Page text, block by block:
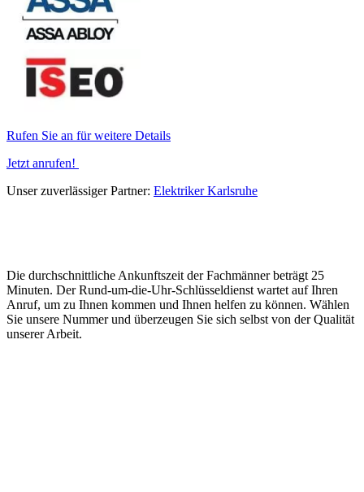
Rufen Sie an für weitere Details
Jetzt anrufen!
Unser zuverlässiger Partner: Elektriker Karlsruhe
Die durchschnittliche Ankunftszeit der Fachmänner beträgt 25
Minuten. Der Rund-um-die-Uhr-Schlüsseldienst wartet auf Ihren
Anruf, um zu Ihnen kommen und Ihnen helfen zu können. Wählen
Sie unsere Nummer und überzeugen Sie sich selbst von der Qualität
unserer Arbeit.